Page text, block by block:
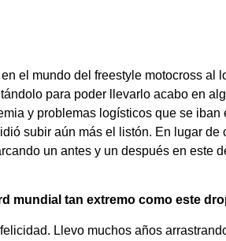
el mundo del freestyle motocross al
para poder llevarlo acabo en
y problemas logísticos que se
subir aún más el listón. En lugar de
un antes y un después en este
mundial tan extremo como este
Llevo muchos años